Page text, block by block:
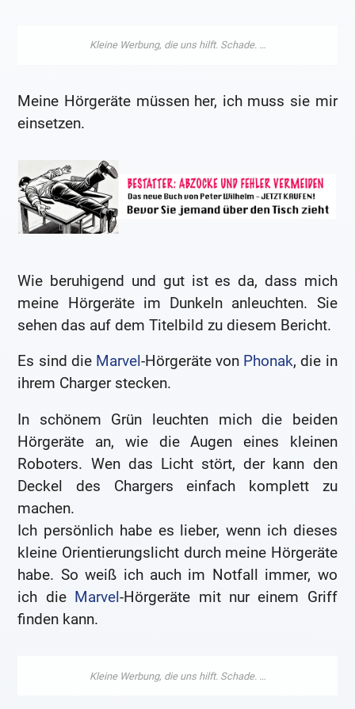
Meine Hörgeräte müssen her, ich muss sie mir
einsetzen.
Wie beruhigend und gut ist es da, dass mich
meine Hörgeräte im Dunkeln anleuchten. Sie
sehen das auf dem Titelbild zu diesem Bericht.
Es sind die Marvel-Hörgeräte von Phonak, die in
ihrem Charger stecken.
In schönem Grün leuchten mich die beiden
Hörgeräte an, wie die Augen eines kleinen
Roboters. Wen das Licht stört, der kann den
Deckel des Chargers einfach komplett zu
machen.
Ich persönlich habe es lieber, wenn ich dieses
kleine Orientierungslicht durch meine Hörgeräte
habe. So weiß ich auch im Notfall immer, wo
ich die Marvel-Hörgeräte mit nur einem Griff
finden kann.